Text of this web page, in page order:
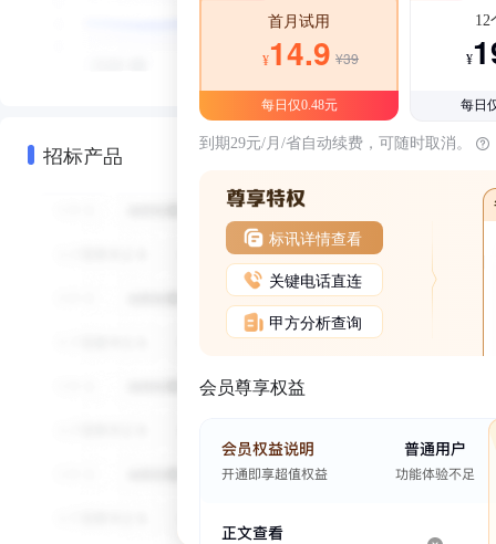
招标产品
首月试用
¥14.9 ¥39
每日仅0.48元
12
¥
每日
到期29元/月/省自动续费，可随时取消。
标讯详情查看
关键电话直连
甲方分析查询
会员尊享权益